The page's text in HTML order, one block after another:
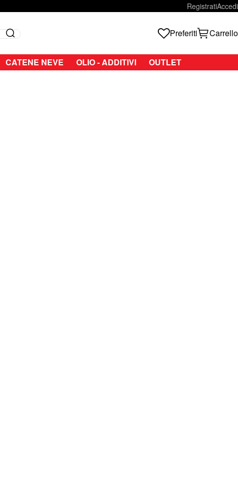
RegistratiAccedi
Search Preferiti Carrello
CATENE NEVE OLIO - ADDITIVI OUTLET